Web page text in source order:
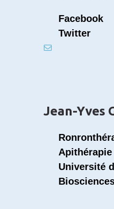
Facebook
Twitter
Jean-Yves
Apithérapie
Université